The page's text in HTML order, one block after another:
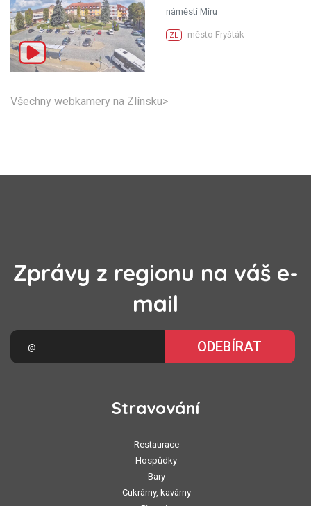
náměstí Míru
ZL město Fryšták
Všechny webkamery na Zlínsku>
Zprávy z regionu na váš e-
mail
ODEBÍRAT
Stravování
Restaurace
Hospůdky
Bary
Cukrárny, kavárny